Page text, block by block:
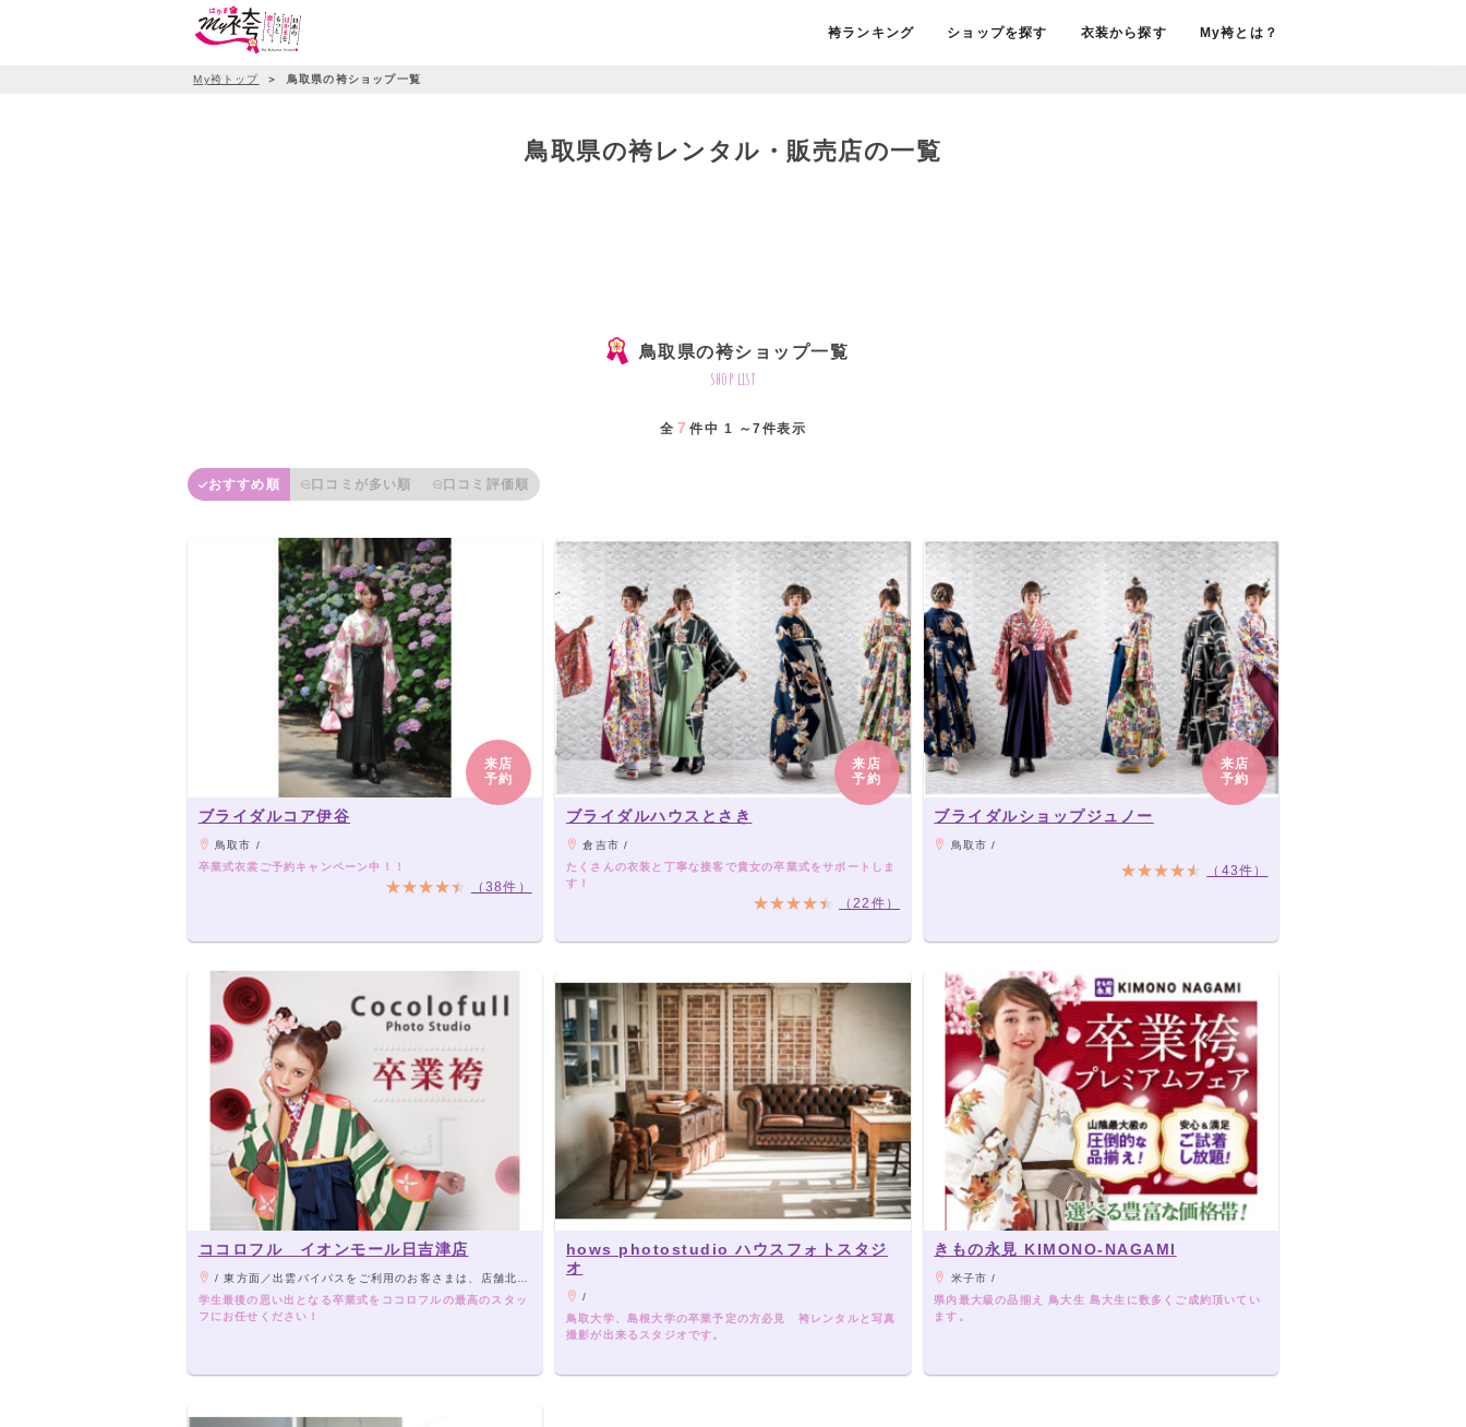
袴ランキング ショップを探す 衣装から探す My袴とは？
My袴トップ ＞ 鳥取県の袴ショップ一覧
鳥取県の袴レンタル・販売店の一覧
鳥取県の袴ショップ一覧
shop list
全 7 件中 1 ～7件表示
おすすめ順 口コミが多い順 口コミ評価順
来店
予約
ブライダルコア伊谷
鳥取市 /
卒業式衣裳ご予約キャンペーン中！！
（38件）
来店
予約
ブライダルハウスとさき
倉吉市 /
たくさんの衣装と丁寧な接客で貴女の卒業式をサポートしま
す！
（22件）
来店
予約
ブライダルショップジュノー
鳥取市 /
（43件）
ココロフル イオンモール日吉津店
/ 東方面／出雲バイパスをご利用のお客さまは、店舗北側交差点を直進しすぐ左折してお越しください。 西方面／国道9号線から渡橋中央交差点を左折してお越しください。
学生最後の思い出となる卒業式をココロフルの最高のスタッ
フにお任せください！
hows photostudio ハウスフォトスタジ
オ
/
鳥取大学、島根大学の卒業予定の方必見 袴レンタルと写真
撮影が出来るスタジオです。
きもの永見 KIMONO‐NAGAMI
米子市 /
県内最大級の品揃え 鳥大生 島大生に数多くご成約頂いてい
ます。